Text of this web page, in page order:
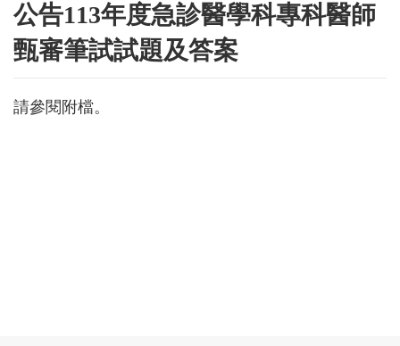
公告113年度急診醫學科專科醫師
甄審筆試試題及答案
請參閱附檔。